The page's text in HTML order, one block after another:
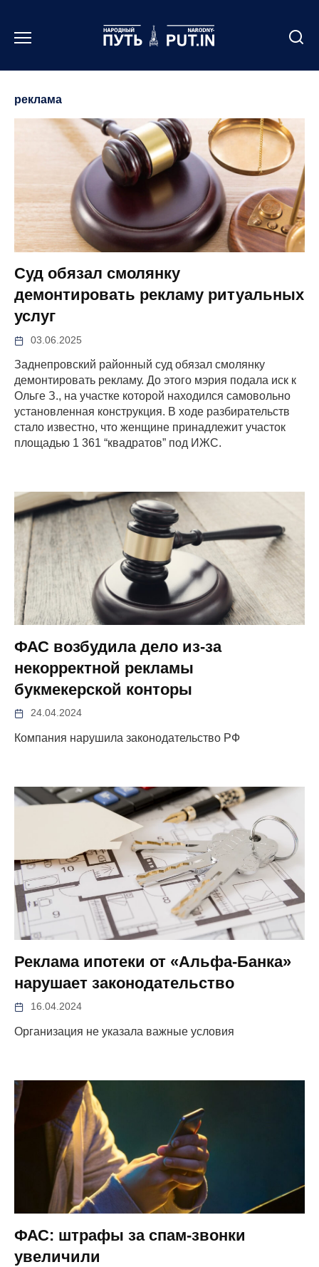
содержанию
реклама
Суд обязал смолянку
демонтировать рекламу ритуальных
услуг
03.06.2025
Заднепровский районный суд обязал смолянку
демонтировать рекламу. До этого мэрия подала иск к
Ольге З., на участке которой находился самовольно
установленная конструкция. В ходе разбирательств
стало известно, что женщине принадлежит участок
площадью 1 361 “квадратов” под ИЖС.
ФАС возбудила дело из-за
некорректной рекламы
букмекерской конторы
24.04.2024
Компания нарушила законодательство РФ
Реклама ипотеки от «Альфа-Банка»
нарушает законодательство
16.04.2024
Организация не указала важные условия
ФАС: штрафы за спам-звонки
увеличили